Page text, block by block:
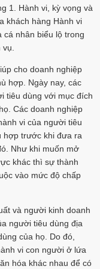
1. Hành vi, kỳ vọng và
khách hàng Hành vi
nhân biểu lộ trong
cho doanh nghiệp
hợp. Ngày nay, các
tiêu dùng với mục đích
Các doanh nghiệp
vi của người tiêu
hợp trước khi đưa ra
Như khi muốn mở
khác thì sự thành
vào mức độ chấp
và người kinh doanh
người tiêu dùng địa
của họ. Do đó,
vi con người ở lứa
hóa khác nhau để có